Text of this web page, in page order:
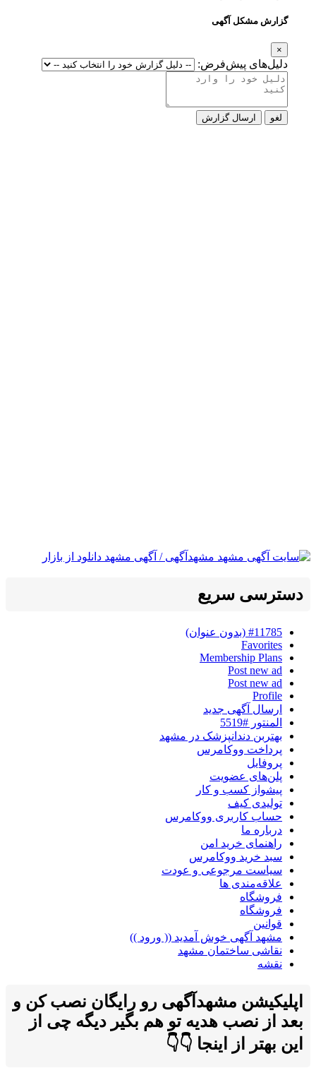
گزارش مشکل آگهی
×
دلیل‌های پیش‌فرض:
لغو ارسال گزارش
دسترسی سریع
#11785 (بدون عنوان)
Favorites
Membership Plans
Post new ad
Post new ad
Profile
ارسال آگهی جدید
المنتور #5519
بهتربن دندانپزشک در مشهد
پرداخت ووکامرس
پروفایل
پلن‌های عضویت
پیشواز کسب و کار
تولیدی کیف
حساب کاربری ووکامرس
درباره ما
راهنمای خرید امن
سبد خرید ووکامرس
سیاست مرجوعی و عودت
علاقه‌مندی ها
فروشگاه
فروشگاه
قوانین
مشهد آگهی خوش آمدید (( ورود ))
نقاشی ساختمان مشهد
نقشه
اپلیکیشن مشهدآگهی رو رایگان نصب کن و
بعد از نصب هدیه تو هم بگیر دیگه چی از
این بهتر از اینجا 👇👇